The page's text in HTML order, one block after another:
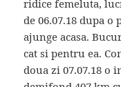
ridice femeluta,
de 06.07.18 dupa
ajunge acasa.
cat si pentru ea.
doua zi 07.07.18 o